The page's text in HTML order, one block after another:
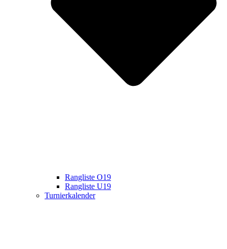
Rangliste O19
Rangliste U19
Turnierkalender